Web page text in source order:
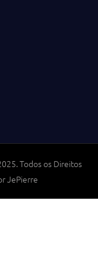
Todos os Direitos
JePierre